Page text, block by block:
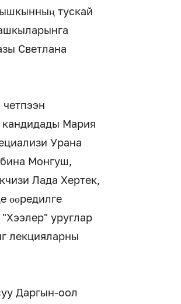
тускай
Светлана
кандидады Мария
Урана
Монгуш,
Лада Хертек,
өөредилге
уруглар
лекцияларны
Даргын-оол